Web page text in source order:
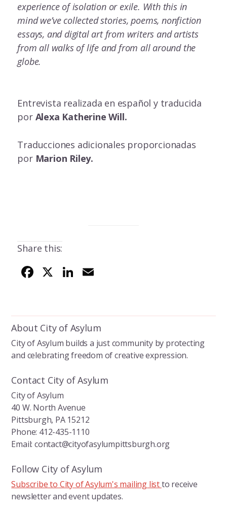
experience of isolation or exile. With this in
mind we’ve collected stories, poems, nonfiction
essays, and digital art from writers and artists
from all walks of life and from all around the
globe.
Entrevista realizada en español y traducida
por Alexa Katherine Will.
Traducciones adicionales proporcionadas
por Marion Riley.
Share this:
F
b
o
o
X Li
e
dI
n
l
About City of Asylum
City of Asylum builds a just community by protecting
and celebrating freedom of creative expression.
Contact City of Asylum
City of Asylum
40 W. North Avenue
Pittsburgh, PA 15212
Phone: 412-435-1110
Email: contact@cityofasylumpittsburgh.org
Follow City of Asylum
Subscribe to City of Asylum's mailing listto receive
newsletter and event updates.